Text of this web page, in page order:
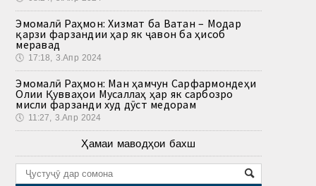
Эмомалӣ Раҳмон: Хизмат ба Ватан – Модар
қарзи фарзандии ҳар як ҷавон ба ҳисоб
меравад
🕔 17:18, 3.Апр 2024
Эмомалӣ Раҳмон: Ман ҳамчун Сарфармондеҳи
Олии Қувваҳои Мусаллаҳ ҳар як сарбозро
мисли фарзанди худ дӯст медорам
🕔 11:27, 3.Апр 2024
Ҳамаи маводҳои бахш